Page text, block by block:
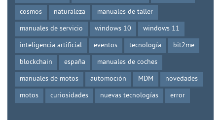
cosmos
naturaleza
manuales de taller
manuales de servicio
windows 10
windows 11
inteligencia artificial
eventos tecnología
bit2me
blockchain
españa
manuales de coches
manuales de motos
automoción MDM
novedades
motos
curiosidades nuevas tecnologías error